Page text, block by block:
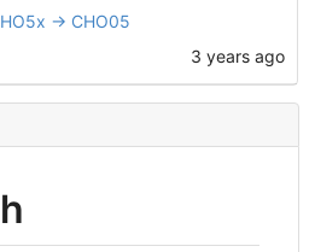
-> CHO05
3 years ago